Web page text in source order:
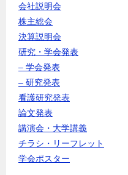
会社説明会
株主総会
決算説明会
研究・学会発表
– 学会発表
– 研究発表
看護研究発表
論文発表
講演会・大学講義
チラシ・リーフレット
学会ポスター